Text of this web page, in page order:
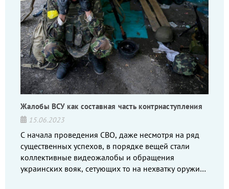
Жалобы ВСУ как составная часть контрнаступления
15.06.2023
С начала проведения СВО, даже несмотря на ряд
существенных успехов, в порядке вещей стали
коллективные видеожалобы и обращения
украинских вояк, сетующих то на нехватку оружия,